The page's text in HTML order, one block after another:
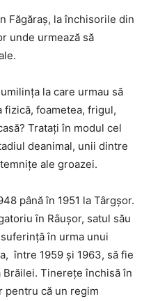
Făgăraș, la închisorile din
unde urmează să
la care urmau să
fizică, foametea, frigul,
Tratați în modul cel
deanimal, unii dintre
ale groazei.
până în 1951 la Târgșor.
în Râușor, satul său
în urma unui
între 1959 și 1963, să fie
Tinerețe închisă în
pentru că un regim